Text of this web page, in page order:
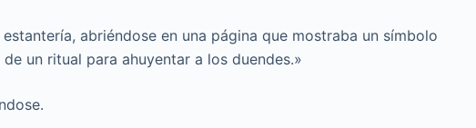
abriéndose en una página que mostraba un símbolo
un ritual para ahuyentar a los duendes.»